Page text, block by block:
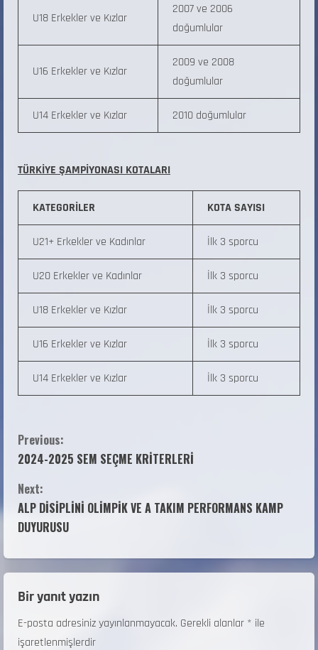
U18 Erkekler ve Kızlar
2007 ve 2006
doğumlular
U16 Erkekler ve Kızlar
2009 ve 2008
doğumlular
U14 Erkekler ve Kızlar 2010 doğumlular
TÜRKİYE ŞAMPİYONASI KOTALARI
KATEGORİLER KOTA SAYISI
U21+ Erkekler ve Kadınlar İlk 3 sporcu
U20 Erkekler ve Kadınlar İlk 3 sporcu
U18 Erkekler ve Kızlar İlk 3 sporcu
U16 Erkekler ve Kızlar İlk 3 sporcu
U14 Erkekler ve Kızlar İlk 3 sporcu
Previous:
2024-2025 SEM SEÇME KRİTERLERİ
Next:
ALP DİSİPLİNİ OLİMPİK VE A TAKIM PERFORMANS KAMP
DUYURUSU
Bir yanıt yazın
E-posta adresiniz yayınlanmayacak. Gerekli alanlar * ile
işaretlenmişlerdir